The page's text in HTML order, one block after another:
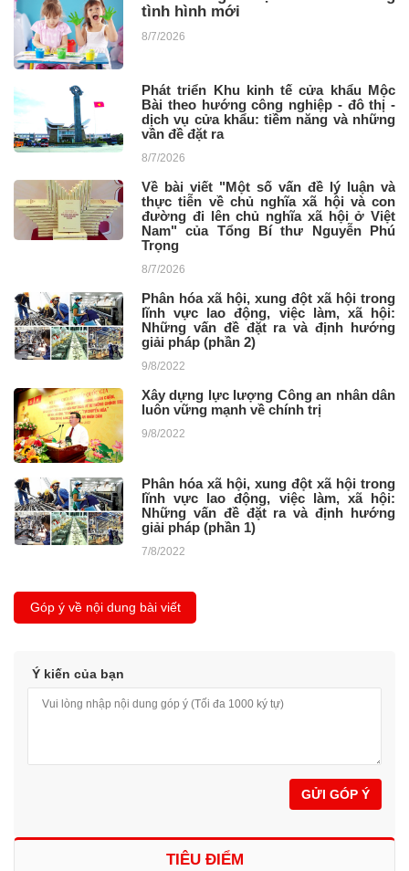
tình hình mới
8/7/2026
Phát triển Khu kinh tế cửa khẩu Mộc
Bài theo hướng công nghiệp - đô thị -
dịch vụ cửa khẩu: tiềm năng và những
vần đề đặt ra ​
8/7/2026
Về bài viết "Một số vấn đề lý luận và
thực tiễn về chủ nghĩa xã hội và con
đường đi lên chủ nghĩa xã hội ở Việt
Nam" của Tổng Bí thư Nguyễn Phú
Trọng
8/7/2026
Phân hóa xã hội, xung đột xã hội trong
lĩnh vực lao động, việc làm, xã hội:
Những vấn đề đặt ra và định hướng
giải pháp (phần 2)
9/8/2022
Xây dựng lực lượng Công an nhân dân
luôn vững mạnh về chính trị
9/8/2022
Phân hóa xã hội, xung đột xã hội trong
lĩnh vực lao động, việc làm, xã hội:
Những vấn đề đặt ra và định hướng
giải pháp (phần 1)
7/8/2022
Góp ý về nội dung bài viết
Ý kiến của bạn
GỬI GÓP Ý
TIÊU ĐIỂM